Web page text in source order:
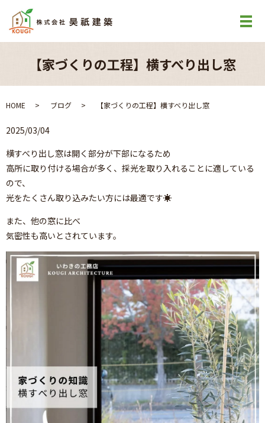
【家づくりの工程】横すべり出し窓
HOME ブログ 【家づくりの工程】横すべり出し窓
2025/03/04
横すべり出し窓は開く部分が下部になるため
高所に取り付ける場合が多く、採光を取り入れることに適している
ので、
光をたくさん取り込みたい方には最適です☀
また、他の窓に比べ
気密性も高いとされています。